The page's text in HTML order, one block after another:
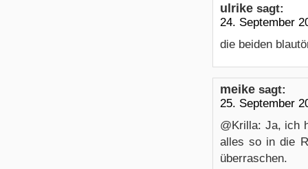
ulrike sagt:
24. September
die beiden
meike sagt:
25. September
@Krilla: Ja, ich
alles so in die
überraschen.